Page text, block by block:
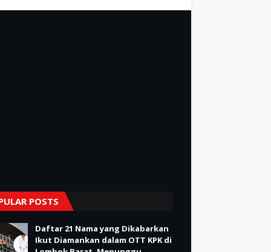
POSTS
Daftar 21 Nama yang Dikabarkan
Ikut Diamankan dalam OTT KPK di